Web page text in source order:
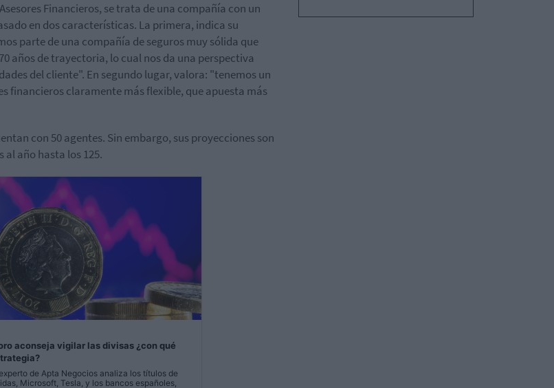
Financieros, se trata de una compañía con un
en dos características. La primera, indica su
parte de una compañía de seguros muy sólida que
años de trayectoria, lo cual nos da una perspectiva
del cliente". En segundo lugar, valora: "tenemos un
financieros claramente más flexible, que apuesta más
con 50 agentes. Sin embargo, sus proyecciones son
al año hasta los 125.
aconseja vigilar las divisas ¿con qué
de Apta Negocios analiza los títulos de
Microsoft, Tesla, y los bancos españoles,